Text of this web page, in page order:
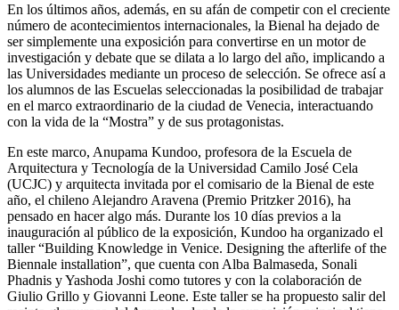
En los últimos años, además, en su afán de competir con el creciente
número de acontecimientos internacionales, la Bienal ha dejado de
ser simplemente una exposición para convertirse en un motor de
investigación y debate que se dilata a lo largo del año, implicando a
las Universidades mediante un proceso de selección. Se ofrece así a
los alumnos de las Escuelas seleccionadas la posibilidad de trabajar
en el marco extraordinario de la ciudad de Venecia, interactuando
con la vida de la “Mostra” y de sus protagonistas.
En este marco, Anupama Kundoo, profesora de la Escuela de
Arquitectura y Tecnología de la Universidad Camilo José Cela
(UCJC) y arquitecta invitada por el comisario de la Bienal de este
año, el chileno Alejandro Aravena (Premio Pritzker 2016), ha
pensado en hacer algo más. Durante los 10 días previos a la
inauguración al público de la exposición, Kundoo ha organizado el
taller “Building Knowledge in Venice. Designing the afterlife of the
Biennale installation”, que cuenta con Alba Balmaseda, Sonali
Phadnis y Yashoda Joshi como tutores y con la colaboración de
Giulio Grillo y Giovanni Leone. Este taller se ha propuesto salir del